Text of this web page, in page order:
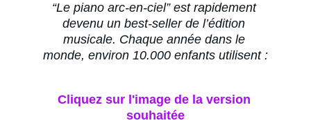
“Le piano arc-en-ciel” est rapidement
devenu un best-seller de l’édition
musicale. Chaque année dans le
monde, environ 10.000 enfants utilisent :
Cliquez sur l'image de la version
souhaitée